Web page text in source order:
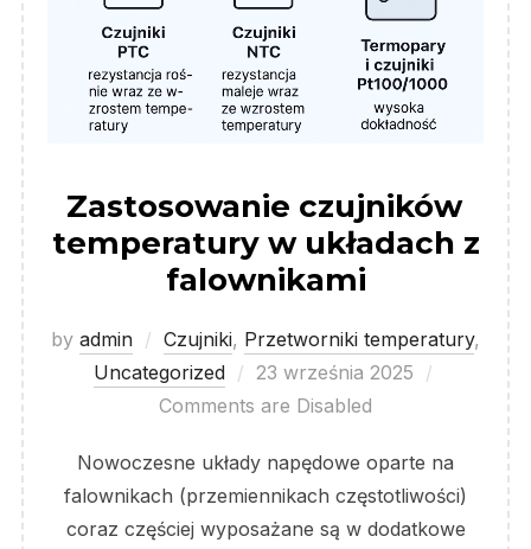
Zastosowanie czujników
temperatury w układach z
falownikami
by admin Czujniki, Przetworniki temperatury,
Uncategorized
Posted
on
23 września 2025
Comments are Disabled
Nowoczesne układy napędowe oparte na
falownikach (przemiennikach częstotliwości)
coraz częściej wyposażane są w dodatkowe